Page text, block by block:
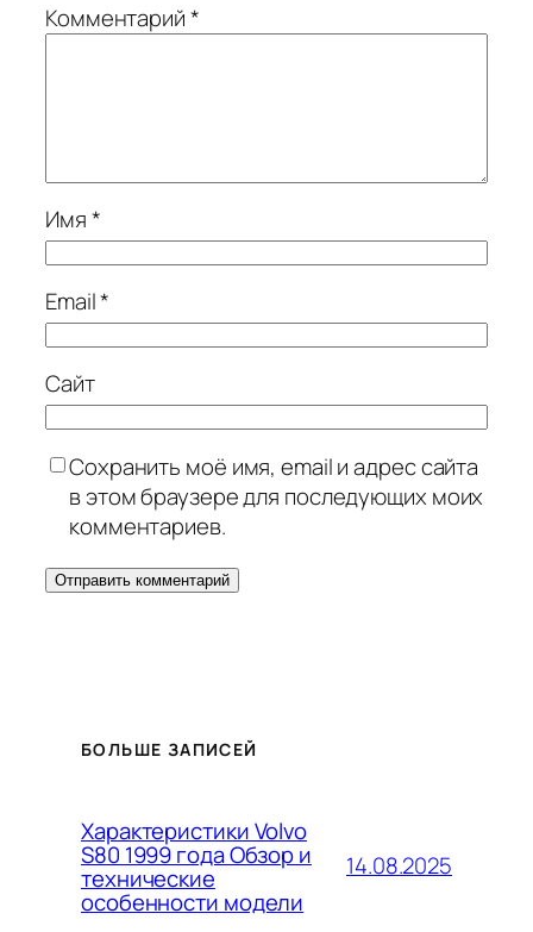
Комментарий*
Имя*
Email*
Сайт
Сохранить моё имя, email и адрес сайта
в этом браузере для последующих моих
комментариев.
БОЛЬШЕ ЗАПИСЕЙ
Характеристики Volvo
S80 1999 года Обзор и
технические
особенности модели
14.08.2025